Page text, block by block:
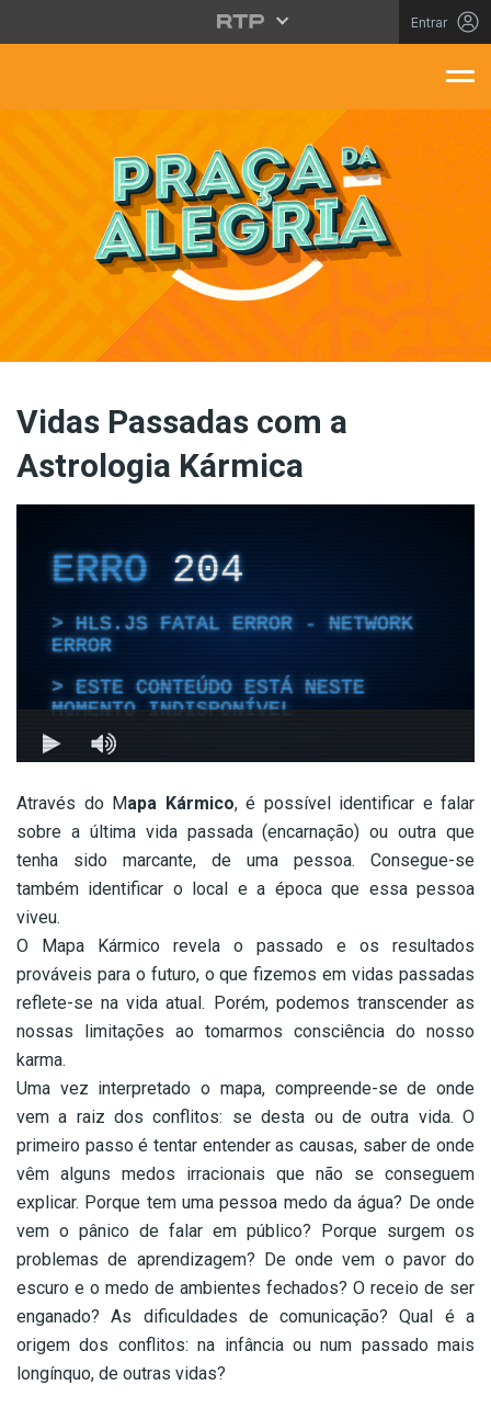
Saltar para o conteúdo principal
Entrar
Vidas Passadas com a
Astrologia Kármica
Através do Mapa Kármico, é possível identificar e falar
sobre a última vida passada (encarnação) ou outra que
tenha sido marcante, de uma pessoa. Consegue-se
também identificar o local e a época que essa pessoa
viveu.
O Mapa Kármico revela o passado e os resultados
prováveis para o futuro, o que fizemos em vidas passadas
reflete-se na vida atual. Porém, podemos transcender as
nossas limitações ao tomarmos consciência do nosso
karma.
Uma vez interpretado o mapa, compreende-se de onde
vem a raiz dos conflitos: se desta ou de outra vida. O
primeiro passo é tentar entender as causas, saber de onde
vêm alguns medos irracionais que não se conseguem
explicar. Porque tem uma pessoa medo da água? De onde
vem o pânico de falar em público? Porque surgem os
problemas de aprendizagem? De onde vem o pavor do
escuro e o medo de ambientes fechados? O receio de ser
enganado? As dificuldades de comunicação? Qual é a
origem dos conflitos: na infância ou num passado mais
longínquo, de outras vidas?